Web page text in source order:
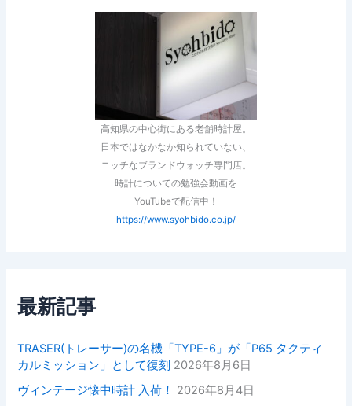
高知県の中心街にある老舗時計屋。
日本ではなかなか知られていない、
ニッチなブランドウォッチ専門店。
時計についての勉強会動画を
YouTubeで配信中！
https://www.syohbido.co.jp/
最新記事
TRASER(トレーサー)の名機「TYPE-6」が「P65 タクティ
カルミッション」として復刻 2026年8月6日
ヴィンテージ懐中時計 入荷！
2026年8月4日